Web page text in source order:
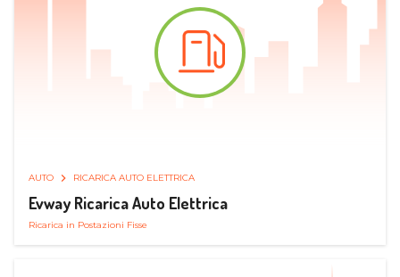
AUTO RICARICA AUTO ELETTRICA
Evway Ricarica Auto Elettrica
Ricarica in Postazioni Fisse